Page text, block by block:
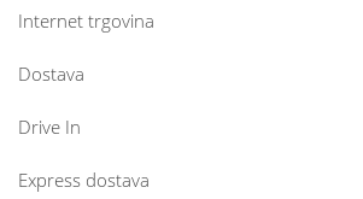
Internet trgovina
Dostava
Drive In
Express dostava